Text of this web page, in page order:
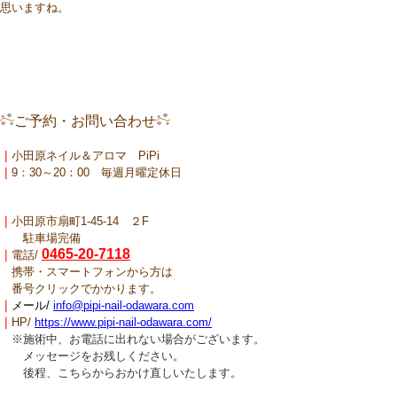
思いますね。
ご予約・お問い合わせ
小田原ネイル＆アロマ PiPi
9：30～20：00 毎週月曜定休日
小田原市扇町1-45-14 ２F
駐車場完備
電話/ 0465-20-7118
携帯・スマートフォンから方は
番号クリックでかかります。
メール/ info@pipi-nail-odawara.com
HP/ https://www.pipi-nail-odawara.com/
※施術中、お電話に出れない場合がございます。
メッセージをお残しください。
後程、こちらからおかけ直しいたします。